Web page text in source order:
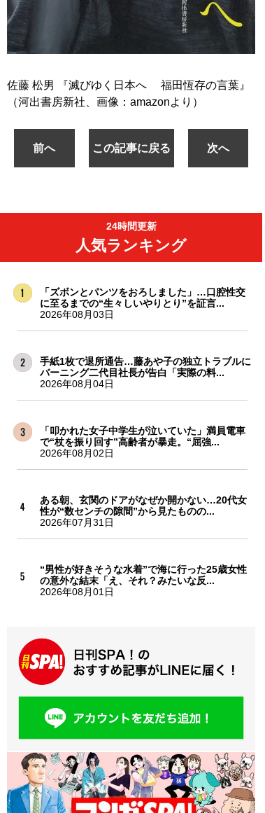
佐藤 松男 『滅びゆく日本へ 福田恆存の言葉』
（河出書房新社、画像：amazonより）
前へ この記事に戻る 次へ
24時間更新
人気ランキング
「ズボンとパンツをおろしました」…口腔性交
に至るまでの“生々しいやりとり”を証言...
2026年08月03日
手紙1枚で退所通告…藤あや子の独立トラブルに
バーニング二代目社長が告白「実際の料...
2026年08月04日
「叩かれた女子中学生が泣いていた」満員電車
で“杖を振り回す”高齢者が暴走。“屈強...
2026年08月02日
ある朝、玄関のドアがなぜか開かない…20代女
性が“数センチの隙間”から見たものの...
2026年07月31日
“男性が好きそうな水着”で海に行った25歳女性
の意外な結末「え、それ？みたいな反...
2026年08月01日